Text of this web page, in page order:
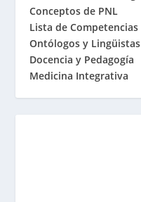
Conceptos de PNL
Lista de Competencias
Ontólogos y Lingüistas
Docencia y Pedagogía
Medicina Integrativa